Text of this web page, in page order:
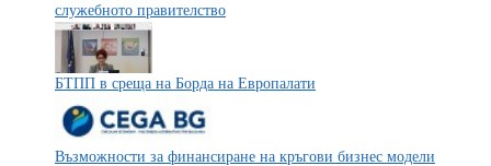
служебното правителство
БТПП в среща на Борда на Европалати
Възможности за финансиране на кръгови бизнес модели